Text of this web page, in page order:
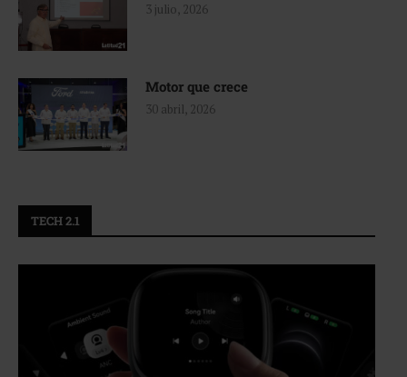
3 julio, 2026
Motor que crece
30 abril, 2026
TECH 2.1